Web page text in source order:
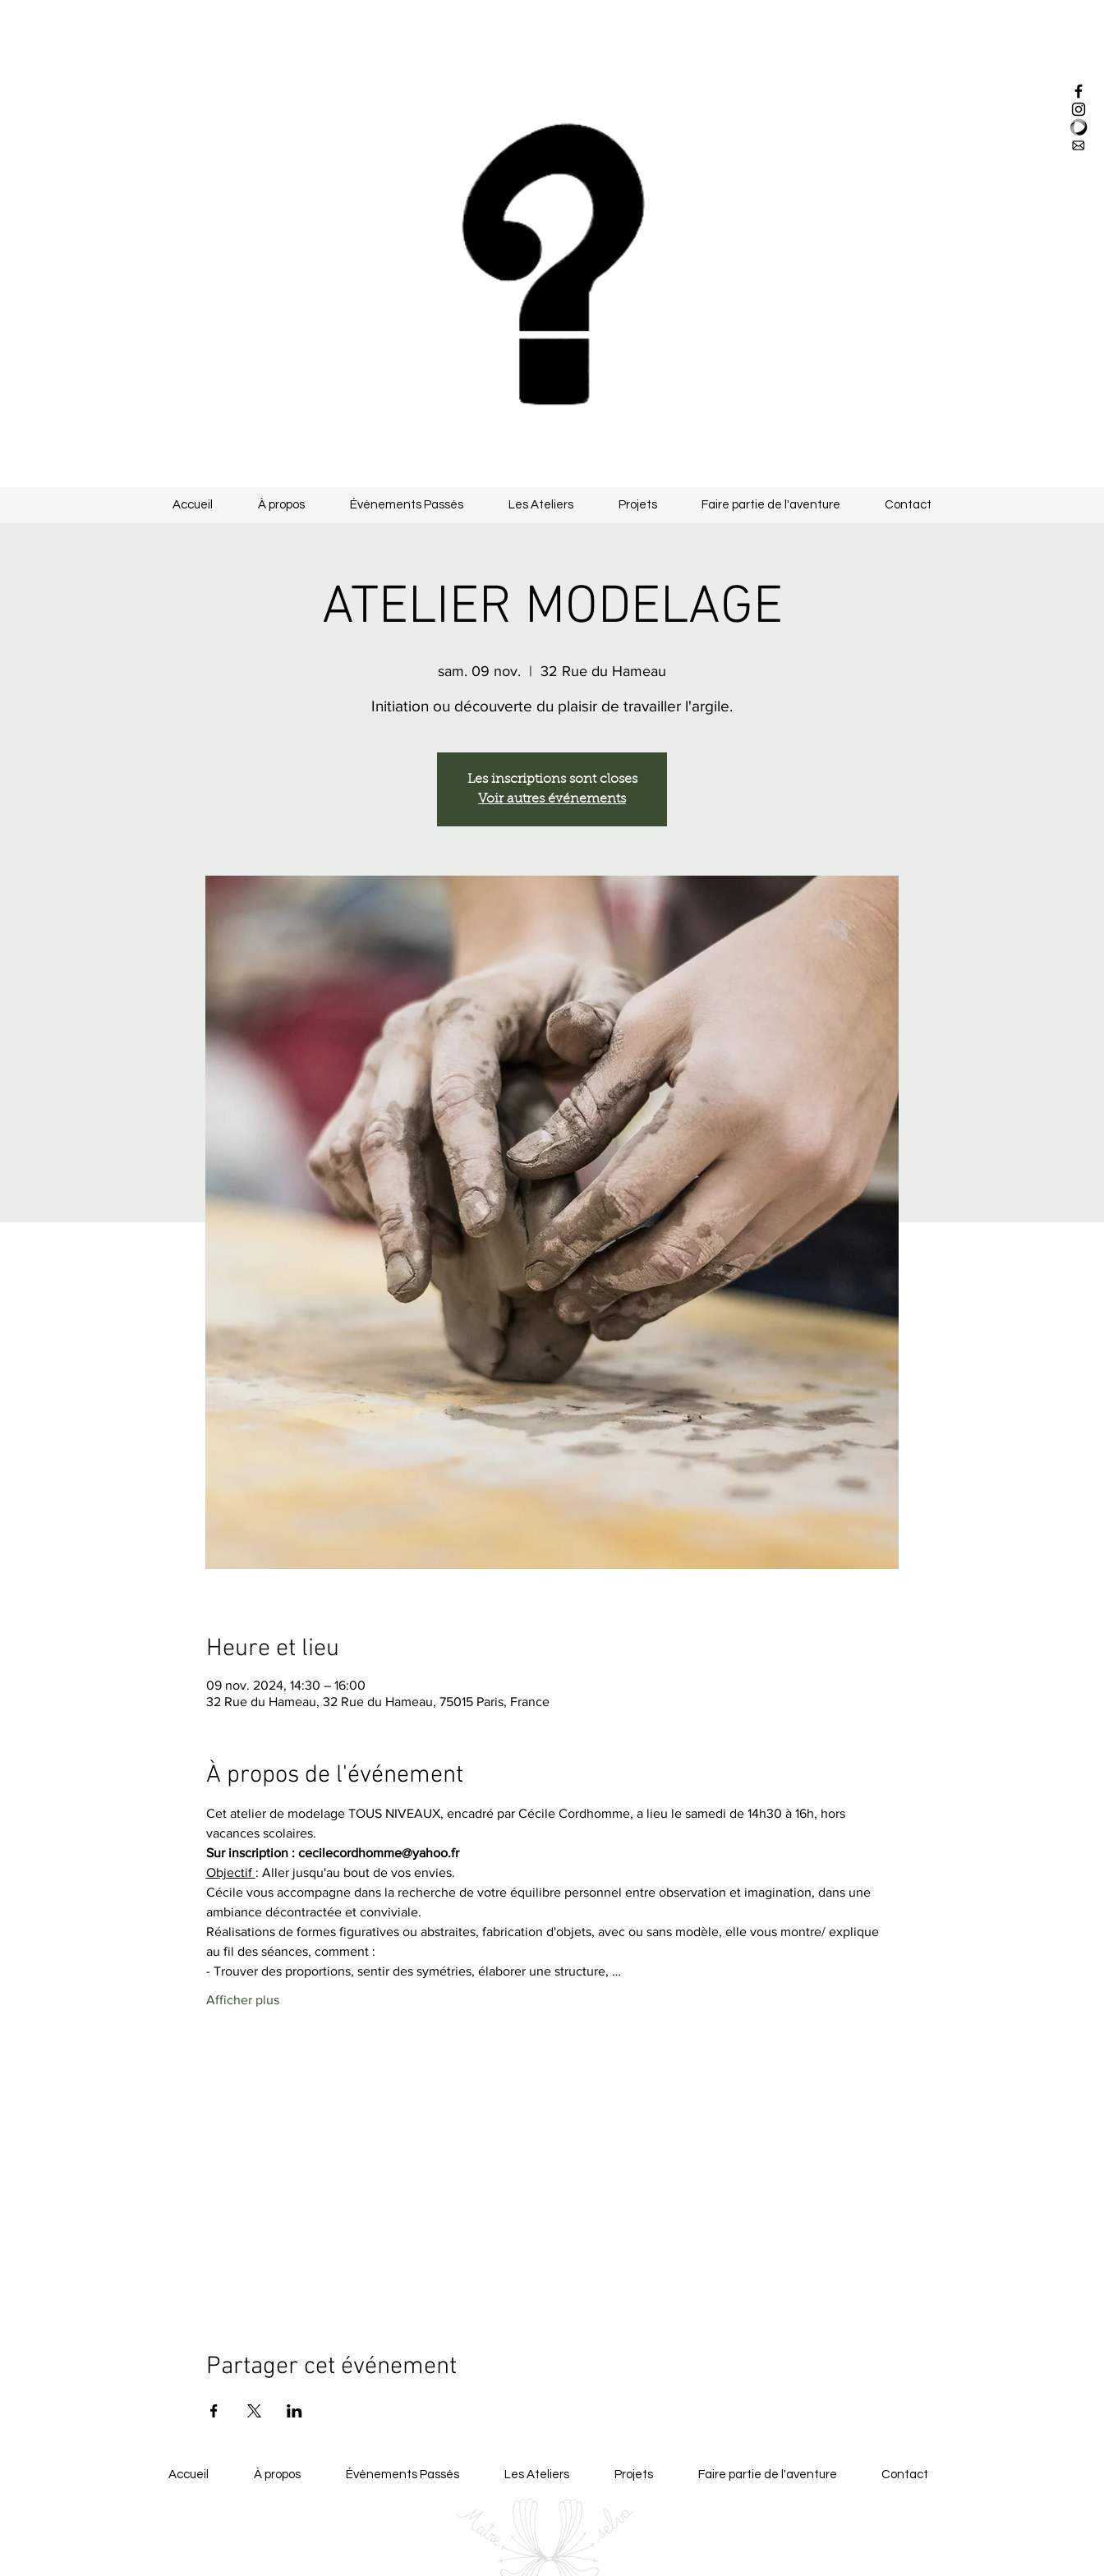
Accueil À propos Événements Passés Les Ateliers Projets Faire partie de l'aventure Contact
ATELIER MODELAGE
sam. 09 nov.
  |
32 Rue du Hameau
Initiation ou découverte du plaisir de travailler l'argile.
Les inscriptions sont closes
Voir autres événements
Heure et lieu
09 nov. 2024, 14:30 – 16:00
32 Rue du Hameau, 32 Rue du Hameau, 75015 Paris, France
À propos de l'événement
Cet atelier de modelage TOUS NIVEAUX, encadré par Cécile Cordhomme, a lieu le samedi de 14h30 à 16h, hors
vacances scolaires.
Sur inscription : cecilecordhomme@yahoo.fr
Objectif : Aller jusqu'au bout de vos envies.
Cécile vous accompagne dans la recherche de votre équilibre personnel entre observation et imagination, dans une
ambiance décontractée et conviviale.
Réalisations de formes figuratives ou abstraites, fabrication d'objets, avec ou sans modèle, elle vous montre/ explique
au fil des séances, comment :
- Trouver des proportions, sentir des symétries, élaborer une structure, …
Afficher plus
Partager cet événement
Accueil À propos Événements Passés Les Ateliers Projets Faire partie de l'aventure Contact